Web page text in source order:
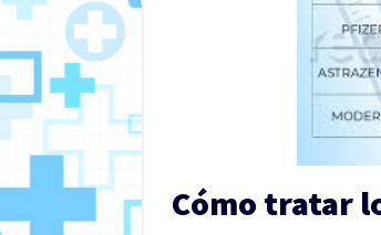
Cómo tratar